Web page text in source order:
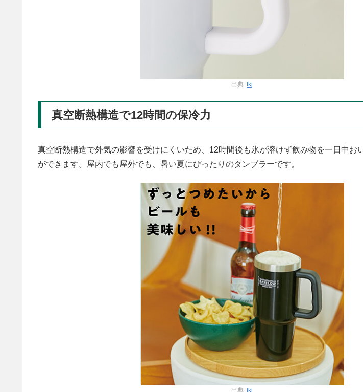
出典: tkj
真空断熱構造で12時間の保冷力
真空断熱構造で外気の影響を受けにくいため、12時間後も氷が溶けず飲み物を一日中お
ができます。屋内でも屋外でも、暑い夏にぴったりのタンブラーです。
出典: tkj